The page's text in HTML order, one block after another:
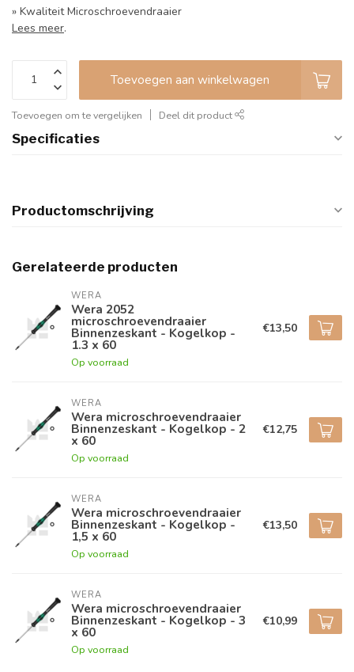
» Kwaliteit Microschroevendraaier
Lees meer.
Toevoegen aan winkelwagen
Toevoegen om te vergelijken Deel dit product
Specificaties
Productomschrijving
Gerelateerde producten
WERA
Wera 2052
microschroevendraaier
Binnenzeskant - Kogelkop -
1.3 x 60
Op voorraad
€13,50
WERA
Wera microschroevendraaier
Binnenzeskant - Kogelkop - 2
x 60
Op voorraad
€12,75
WERA
Wera microschroevendraaier
Binnenzeskant - Kogelkop -
1,5 x 60
Op voorraad
€13,50
WERA
Wera microschroevendraaier
Binnenzeskant - Kogelkop - 3
x 60
Op voorraad
€10,99